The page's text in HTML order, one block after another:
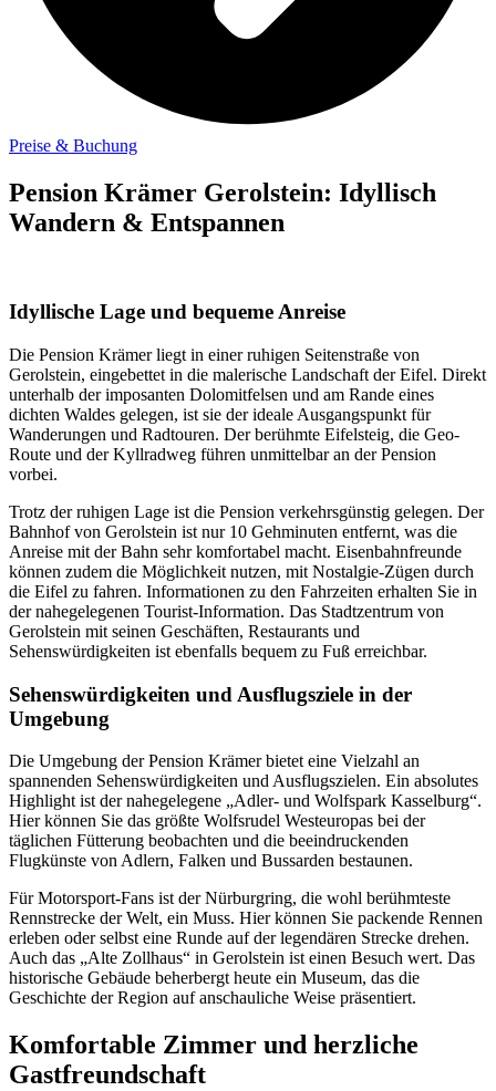
Preise & Buchung
Pension Krämer Gerolstein: Idyllisch
Wandern & Entspannen
Idyllische Lage und bequeme Anreise
Die Pension Krämer liegt in einer ruhigen Seitenstraße von
Gerolstein, eingebettet in die malerische Landschaft der Eifel. Direkt
unterhalb der imposanten Dolomitfelsen und am Rande eines
dichten Waldes gelegen, ist sie der ideale Ausgangspunkt für
Wanderungen und Radtouren. Der berühmte Eifelsteig, die Geo-
Route und der Kyllradweg führen unmittelbar an der Pension
vorbei.
Trotz der ruhigen Lage ist die Pension verkehrsgünstig gelegen. Der
Bahnhof von Gerolstein ist nur 10 Gehminuten entfernt, was die
Anreise mit der Bahn sehr komfortabel macht. Eisenbahnfreunde
können zudem die Möglichkeit nutzen, mit Nostalgie-Zügen durch
die Eifel zu fahren. Informationen zu den Fahrzeiten erhalten Sie in
der nahegelegenen Tourist-Information. Das Stadtzentrum von
Gerolstein mit seinen Geschäften, Restaurants und
Sehenswürdigkeiten ist ebenfalls bequem zu Fuß erreichbar.
Sehenswürdigkeiten und Ausflugsziele in der
Umgebung
Die Umgebung der Pension Krämer bietet eine Vielzahl an
spannenden Sehenswürdigkeiten und Ausflugszielen. Ein absolutes
Highlight ist der nahegelegene „Adler- und Wolfspark Kasselburg“.
Hier können Sie das größte Wolfsrudel Westeuropas bei der
täglichen Fütterung beobachten und die beeindruckenden
Flugkünste von Adlern, Falken und Bussarden bestaunen.
Für Motorsport-Fans ist der Nürburgring, die wohl berühmteste
Rennstrecke der Welt, ein Muss. Hier können Sie packende Rennen
erleben oder selbst eine Runde auf der legendären Strecke drehen.
Auch das „Alte Zollhaus“ in Gerolstein ist einen Besuch wert. Das
historische Gebäude beherbergt heute ein Museum, das die
Geschichte der Region auf anschauliche Weise präsentiert.
Komfortable Zimmer und herzliche
Gastfreundschaft